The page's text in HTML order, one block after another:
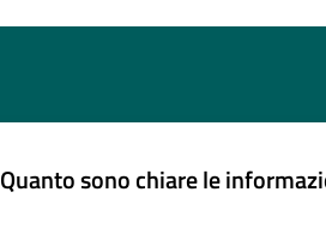
Quanto sono chiare le